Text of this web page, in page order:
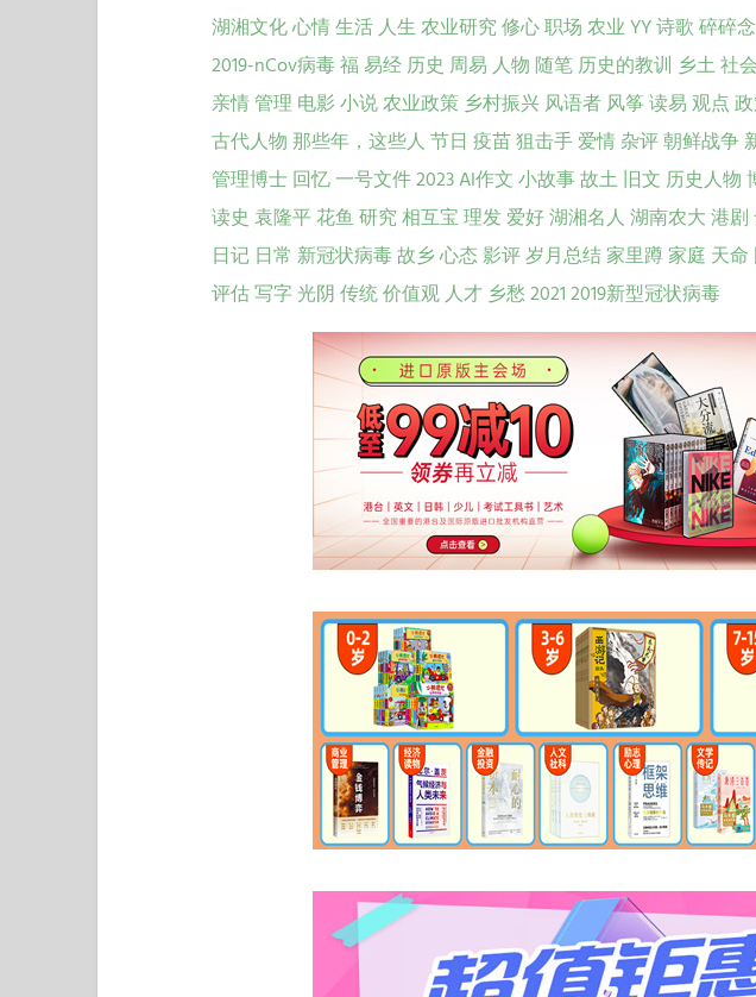
湖湘文化心情生活人生农业研究修心职场农业YY诗歌碎碎念
2019-nCov病毒福易经历史 周易人物随笔历史的教训 乡土社会
亲情管理电影小说农业政策乡村振兴风语者风筝读易观点
古代人物 那些年，这些人节日 疫苗狙击手爱情杂评朝鲜战争
管理博士回忆一号文件2023AI作文小故事故土旧文 历史人物
读史袁隆平花鱼研究相互宝理发爱好湖湘名人湖南农大港剧
日记 日常 新冠状病毒故乡心态影评岁月总结家里蹲家庭 天命
评估写字光阴传统价值观人才乡愁20212019新型冠状病毒